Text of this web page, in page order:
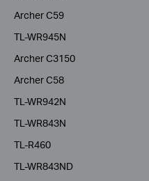
Archer C59
TL-WR945N
Archer C3150
Archer C58
TL-WR942N
TL-WR843N
TL-R460
TL-WR843ND